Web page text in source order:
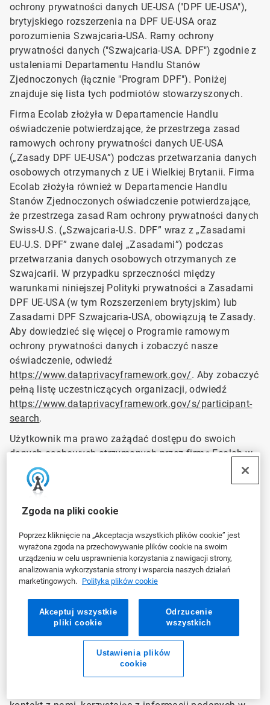
Zgoda na pliki cookie
Poprzez kliknięcie na „Akceptacja wszystkich plików cookie” jest
wyrażona zgoda na przechowywanie plików cookie na swoim
urządzeniu w celu usprawnienia korzystania z nawigacji strony,
analizowania wykorzystania strony i wsparcia naszych działań
marketingowych. Polityka plików cookie
Akceptuj wszystkie
pliki cookie
Odrzucenie
wszystkich
Ustawienia plików
cookie
ochrony prywatności danych UE-USA ("DPF UE-USA"),
brytyjskiego rozszerzenia na DPF UE-USA oraz
porozumienia Szwajcaria-USA. Ramy ochrony
prywatności danych ("Szwajcaria-USA. DPF") zgodnie z
ustaleniami Departamentu Handlu Stanów
Zjednoczonych (łącznie "Program DPF"). Poniżej
znajduje się lista tych podmiotów stowarzyszonych.
Firma Ecolab złożyła w Departamencie Handlu
oświadczenie potwierdzające, że przestrzega zasad
ramowych ochrony prywatności danych UE-USA
(„Zasady DPF UE-USA”) podczas przetwarzania danych
osobowych otrzymanych z UE i Wielkiej Brytanii. Firma
Ecolab złożyła również w Departamencie Handlu
Stanów Zjednoczonych oświadczenie potwierdzające,
że przestrzega zasad Ram ochrony prywatności danych
Swiss-U.S. („Szwajcaria-U.S. DPF” wraz z „Zasadami
EU-U.S. DPF” zwane dalej „Zasadami”) podczas
przetwarzania danych osobowych otrzymanych ze
Szwajcarii. W przypadku sprzeczności między
warunkami niniejszej Polityki prywatności a Zasadami
DPF UE-USA (w tym Rozszerzeniem brytyjskim) lub
Zasadami DPF Szwajcaria-USA, obowiązują te Zasady.
Aby dowiedzieć się więcej o Programie ramowym
ochrony prywatności danych i zobaczyć nasze
oświadczenie, odwiedź
https://www.dataprivacyframework.gov/. Aby zobaczyć
pełną listę uczestniczących organizacji, odwiedź
https://www.dataprivacyframework.gov/s/participant-
search.
Użytkownik ma prawo zażądać dostępu do swoich
danych osobowych otrzymanych przez firmę Ecolab w
oparciu o DPF oraz dokonać wyboru w zakresie
ograniczenia wykorzystywania i ujawniania takich
informacji przez firmę Ecolab, w tym w odniesieniu do
ujawniania takich informacji stronom trzecim i
różniących się od celów, dla których zostały one
pierwotnie zebrane lub na które użytkownik wyraził
zgodę. W pewnych okolicznościach Ecolab może
ponosić odpowiedzialność za działania niektórych osób
trzecich, jeśli te osoby trzecie przetwarzają dane
osobowe pochodzące z UE, Wielkiej Brytanii, Gibraltaru
lub Szwajcarii, które Ecolab ujawnia im w sposób
niezgodny z Zasadami.
W przypadku jakichkolwiek pytań lub skarg
dotyczących przetwarzania przez nas danych